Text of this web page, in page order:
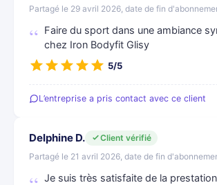
Partagé le 29 avril 2026, date de fin
Faire du sport dans une ambiance
chez Iron Bodyfit Glisy
5/5
L’entreprise a pris contact avec ce client
Delphine D.
Client vérifié
Partagé le 21 avril 2026, date de fin
Je suis très satisfaite de la